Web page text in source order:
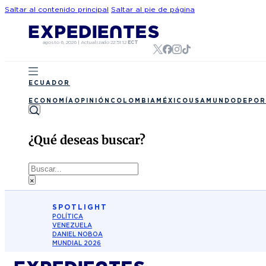
Saltar al contenido principal Saltar al pie de página
agosto 6, 2026 | Actualizado 22:51:12 ECT
ECUADOR
ECONOMÍA OPINIÓN COLOMBIA MÉXICO USA MUNDO
¿Qué deseas buscar?
Buscar
×
SPOTLIGHT
POLÍTICA
VENEZUELA
DANIEL NOBOA
MUNDIAL 2026